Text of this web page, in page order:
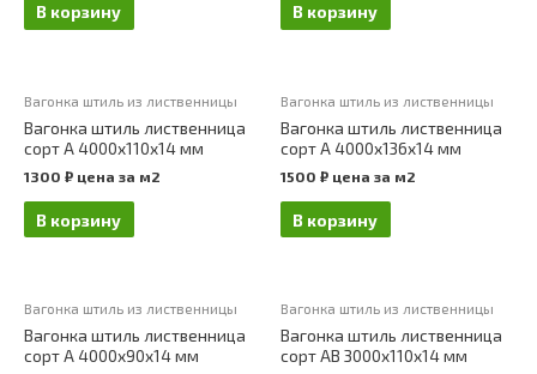
В корзину В корзину
Вагонка штиль из лиственницы
Вагонка штиль лиственница
сорт А 4000х110х14 мм
1300 ₽ цена за м2
В корзину
Вагонка штиль из лиственницы
Вагонка штиль лиственница
сорт А 4000х136х14 мм
1500 ₽ цена за м2
В корзину
Вагонка штиль из лиственницы
Вагонка штиль лиственница
сорт А 4000х90х14 мм
Вагонка штиль из лиственницы
Вагонка штиль лиственница
сорт АВ 3000х110х14 мм